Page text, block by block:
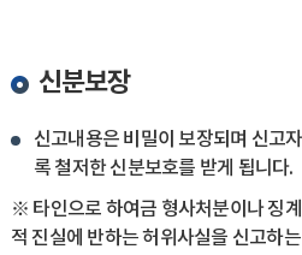
신분보장
신고내용은 비밀이 보장되며 신고
록 철저한 신분보호를 받게 됩니다.
※ 타인으로 하여금 형사처분이나 징
적 진실에 반하는 허위사실을 신고하